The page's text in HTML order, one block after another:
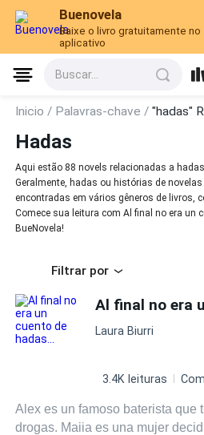
Buenovela
Baixe o livro gratuitamente no
aplicativo
Buscar...
Inicio / Palavras-chave /"hadas"
Hadas
Aqui estão 88 novels relacionadas a
Geralmente, hadas ou histórias de
encontradas em vários gêneros de livros,
Comece sua leitura com Al final no era un
BueNovela!
Filtrar por
Al final no era
Laura Biurri
3.4K leituras
Alex es un famoso baterista que
drogas. Maiia es una mujer